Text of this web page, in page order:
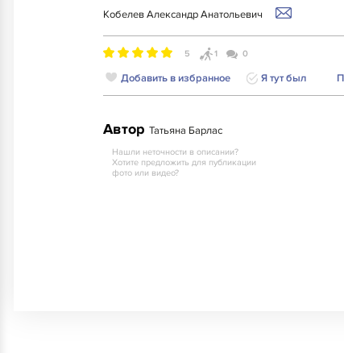
Кобелев Александр Анатольевич
5 1 0
Добавить в избранное Я тут был
Автор Татьяна Барлас
Нашли неточности в описании?
Хотите предложить для публикации
фото или видео?